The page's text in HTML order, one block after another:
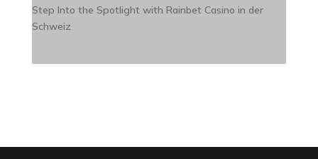
Step Into the Spotlight with Rainbet Casino in der
Schweiz